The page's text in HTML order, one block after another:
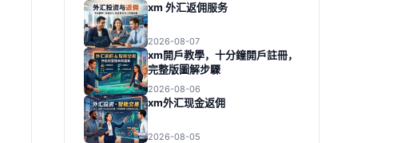
xm 外汇返佣服务
2026-08-07
xm開戶教學，十分鐘開戶註冊，
完整版圖解步驟
2026-08-06
xm外汇现金返佣
2026-08-05